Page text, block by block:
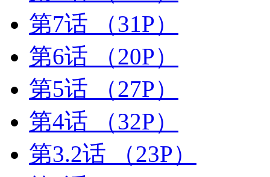
第7话
（31P）
第6话
（20P）
第5话
（27P）
第4话
（32P）
第3.2话
（23P）